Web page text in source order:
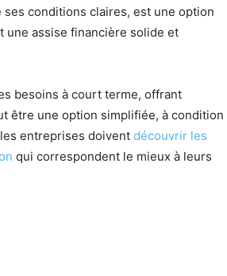
conditions claires, est une option
une assise financière solide et
besoins à court terme, offrant
être une option simplifiée, à condition
entreprises doivent découvrir les
qui correspondent le mieux à leurs